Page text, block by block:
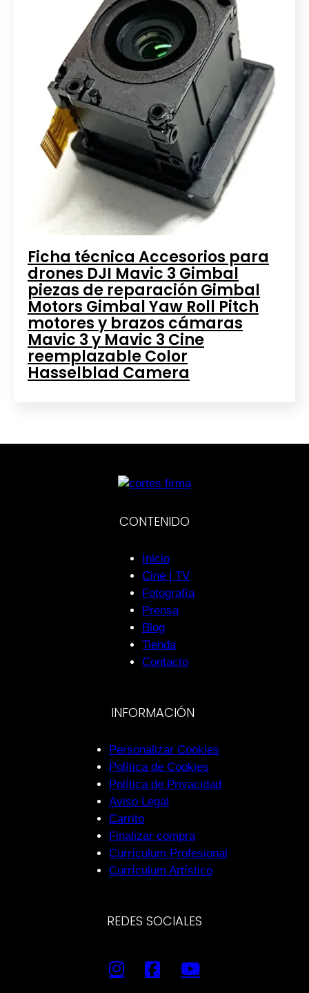
Ficha técnica Accesorios para
drones DJI Mavic 3 Gimbal
piezas de reparación Gimbal
Motors Gimbal Yaw Roll Pitch
motores y brazos cámaras
Mavic 3 y Mavic 3 Cine
reemplazable Color
Hasselblad Camera
CONTENIDO
Inicio
Cine | TV
Fotografía
Prensa
Blog
Tienda
Contacto
INFORMACIÓN
Personalizar Cookies
Política de Cookies
Política de Privacidad
Aviso Legal
Carrito
Finalizar compra
Currículum Profesional
Currículum Artístico
REDES SOCIALES